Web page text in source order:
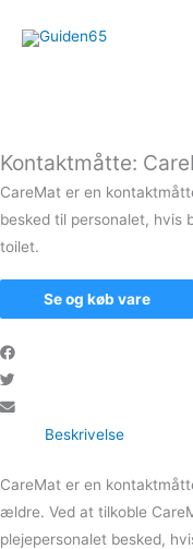
Kontaktmåtte:
CareMat er en
besked til personalet, hvis
toilet.
Se og køb vare
Beskrivelse
CareMat er en
ældre. Ved at tilkoble
plejepersonalet besked,